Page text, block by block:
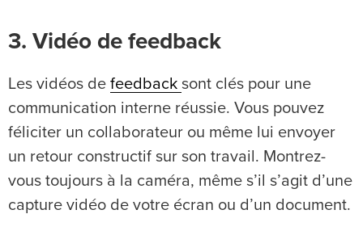
3. Vidéo de feedback
Les vidéos de feedback sont clés pour une
communication interne réussie. Vous pouvez
féliciter un collaborateur ou même lui envoyer
un retour constructif sur son travail. Montrez-
vous toujours à la caméra, même s’il s’agit d’une
capture vidéo de votre écran ou d’un document.